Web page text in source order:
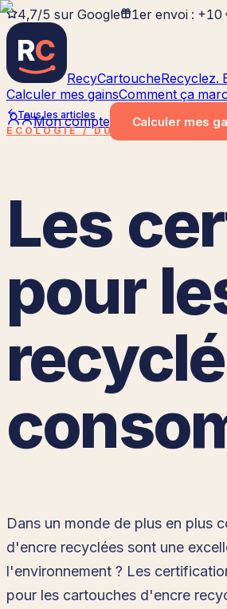
4,7/5 sur Google 1er envoi : +10
RC
RecyCartoucheRecyclez.
Calculer mes gainsComment ça
Mon compte
Calculermes
Tous les articles
ECOLOGIE / DURABILITÉ
Les
pour
Dans un monde de plus en plus
d'encre recyclées sont une
l'environnement ? Les
pour les cartouches d'encre